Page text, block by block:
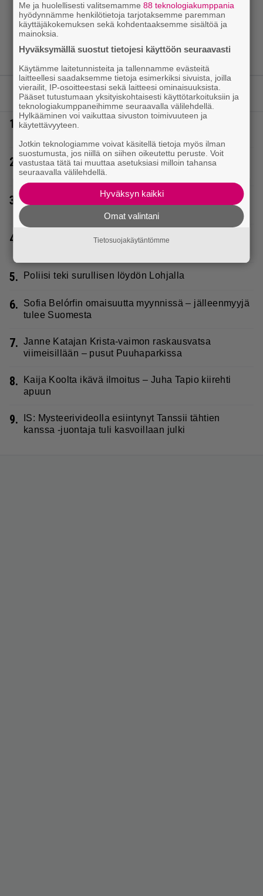
LUETUIMMAT JUTUT
1.
Eurojackpotissa poksahti 32,7 miljoonaa, ja tänne
2.
Sara ja Mikko Parikka etsivät uutta kotia –
”Seuraavaan kotiin tämmöinen”
3.
Vappu Pimiästä tuli miljoonikko – eikä yksi milli
edes riitä, näin se tapahtui
4.
Vappu Pimiä sai huonoa palvelua ravintolassa –
5. Poliisi teki surullisen löydön Lohjalla
6.
Sofia Belórfin omaisuutta myynnissä – jälleenmyyjä
tulee Suomesta
7. Janne Katajan Krista-vaimon raskausvatsa
viimeisillään – pusut Puuhaparkissa
8.
Kaija Koolta ikävä ilmoitus – Juha Tapio kiirehti
apuun
9.
IS: Mysteerivideolla esiintynyt Tanssii tähtien
kanssa -juontaja tuli kasvoillaan julki
Me ja huolellisesti valitsemamme88 teknologiakumppania
hyödynnämme henkilötietoja tarjotaksemme paremman
käyttäjäkokemuksen sekä kohdentaaksemme sisältöä ja
mainoksia.
Hyväksymällä suostut tietojesi käyttöön seuraavasti
Käytämme laitetunnisteita ja tallennamme evästeitä
laitteellesi saadaksemme tietoja esimerkiksi sivuista, joilla
vierailit, IP-osoitteestasi sekä laitteesi ominaisuuksista.
Pääset tutustumaan yksityiskohtaisesti käyttötarkoituksiin ja
teknologiakumppaneihimme seuraavalla välilehdellä.
Hylkääminen voi vaikuttaa sivuston toimivuuteen ja
käytettävyyteen.
Jotkin teknologiamme voivat käsitellä tietoja myös ilman
suostumusta, jos niillä on siihen oikeutettu peruste. Voit
vastustaa tätä tai muuttaa asetuksiasi milloin tahansa
seuraavalla välilehdellä.
Hyväksyn kaikki
Omat valintani
Tietosuojakäytäntömme